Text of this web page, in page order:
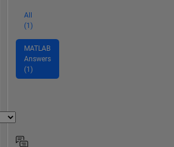
All
(1)
MATLAB
Answers
(1)